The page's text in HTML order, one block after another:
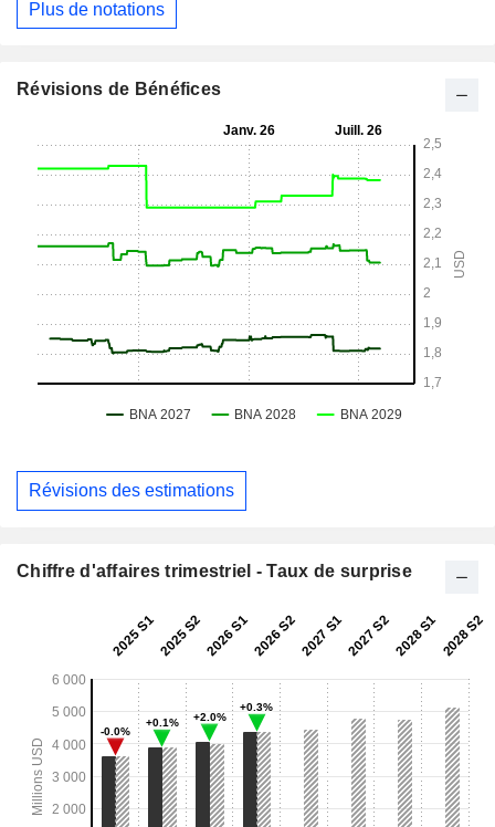
Plus de notations
Révisions de Bénéfices
Révisions des estimations
Chiffre d'affaires trimestriel - Taux de surprise